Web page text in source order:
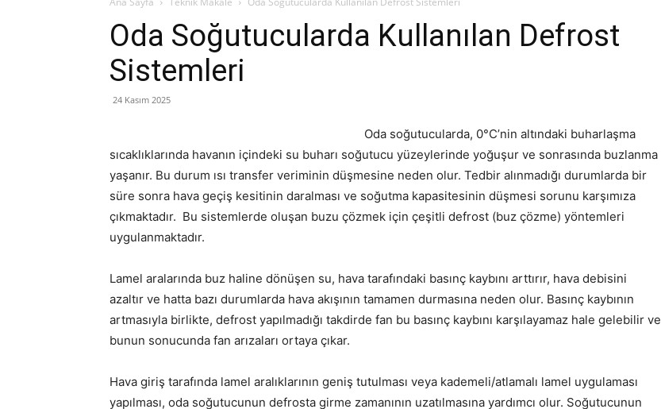
Oda Soğutucularda Kullanılan Defrost
Sistemleri
24 Kasım 2025
Oda soğutucularda, 0°C’nin altındaki buharlaşma
sıcaklıklarında havanın içindeki su buharı soğutucu yüzeylerinde yoğuşur ve sonrasında buzlanma
yaşanır. Bu durum ısı transfer veriminin düşmesine neden olur. Tedbir alınmadığı durumlarda bir
süre sonra hava geçiş kesitinin daralması ve soğutma kapasitesinin düşmesi sorunu karşımıza
çıkmaktadır. Bu sistemlerde oluşan buzu çözmek için çeşitli defrost (buz çözme) yöntemleri
uygulanmaktadır.
Lamel aralarında buz haline dönüşen su, hava tarafındaki basınç kaybını arttırır, hava debisini
azaltır ve hatta bazı durumlarda hava akışının tamamen durmasına neden olur. Basınç kaybının
artmasıyla birlikte, defrost yapılmadığı takdirde fan bu basınç kaybını karşılayamaz hale gelebilir ve
bunun sonucunda fan arızaları ortaya çıkar.
Hava giriş tarafında lamel aralıklarının geniş tutulması veya kademeli/atlamalı lamel uygulaması
yapılması, oda soğutucunun defrosta girme zamanının uzatılmasına yardımcı olur. Soğutucunun